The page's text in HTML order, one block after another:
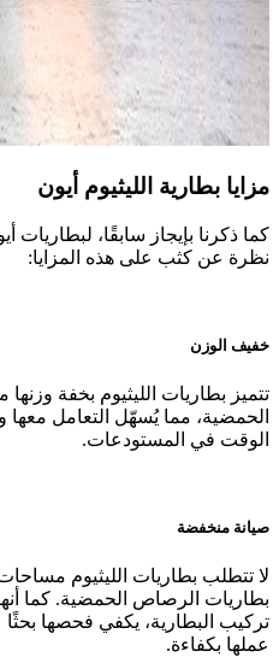
مزايا بطارية الليثيوم أيون
كما ذكرنا بإيجاز سابقًا، لبطاريات
نظرة عن كثب على هذه المزايا:
خفيف الوزن
تتميز بطاريات الليثيوم بخفة
الحمضية، مما يُسهّل التعامل معها
الوقت في المستودعات.
صيانة منخفضة
لا تتطلب بطاريات الليثيوم
بطاريات الرصاص الحمضية. كما
تركيب البطارية، يكفي فحصها
عملها بكفاءة.